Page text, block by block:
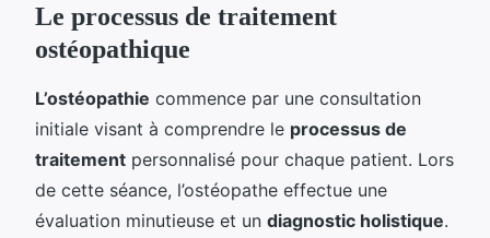
Le processus de traitement
ostéopathique
L’ostéopathie commence par une consultation
initiale visant à comprendre le processus de
traitement personnalisé pour chaque patient. Lors
de cette séance, l’ostéopathe effectue une
évaluation minutieuse et un diagnostic holistique.